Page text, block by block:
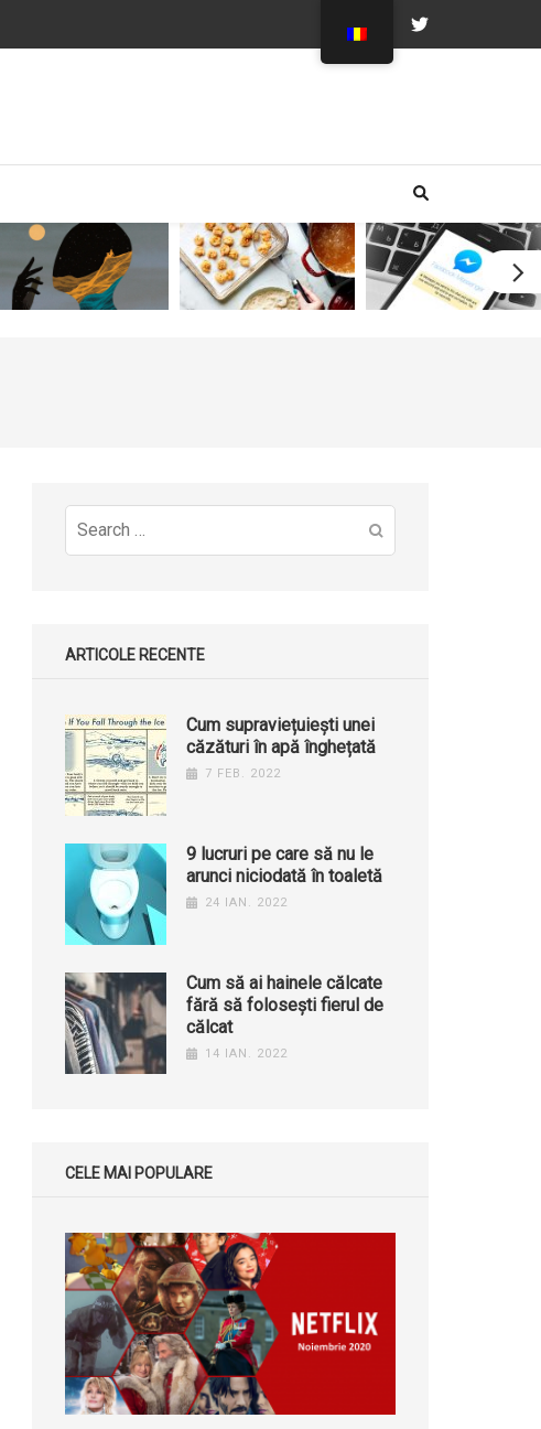
Search
for:
ARTICOLE RECENTE
Cum supraviețuiești unei
căzături în apă înghețată
7 FEB. 2022
9 lucruri pe care să nu le
arunci niciodată în toaletă
24 IAN. 2022
Cum să ai hainele călcate
fără să folosești fierul de
călcat
14 IAN. 2022
CELE MAI POPULARE